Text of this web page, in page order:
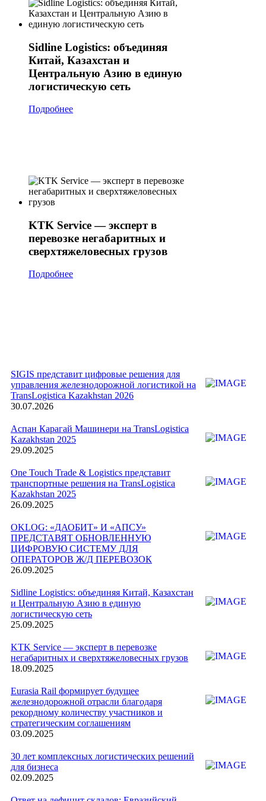
Sidline Logistics: объединяя
Китай, Казахстан и
Центральную Азию в единую
логистическую сеть
Подробнее
KTK Service — эксперт в
перевозке негабаритных и
сверхтяжеловесных грузов
Подробнее
SIGIS представит цифровые решения для
управления железнодорожной логистикой на
TransLogistica Kazakhstan 2026
30.07.2026
Аспан Карагай Машинери на TransLogistica
Kazakhstan 2025
29.09.2025
One Touch Trade & Logistics представит
транспортные решения на TransLogistica
Kazakhstan 2025
26.09.2025
OKLOG: «ДАОБИТ» И «АПСУ»
ПРЕДСТАВЯТ ОБНОВЛЕННУЮ
ЦИФРОВУЮ СИСТЕМУ ДЛЯ
ОПЕРАТОРОВ Ж/Д ПЕРЕВОЗОК
26.09.2025
Sidline Logistics: объединяя Китай, Казахстан
и Центральную Азию в единую
логистическую сеть
25.09.2025
KTK Service — эксперт в перевозке
негабаритных и сверхтяжеловесных грузов
18.09.2025
Eurasia Rail формирует будущее
железнодорожной отрасли благодаря
рекордному количеству участников и
стратегическим соглашениям
03.09.2025
30 лет комплексных логистических решений
для бизнеса
02.09.2025